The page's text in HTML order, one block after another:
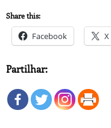
Share this:
Facebook X
Partilhar: